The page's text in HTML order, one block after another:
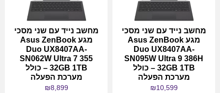
מחשב נייד עם שני מסכי
מגע Asus ZenBook
Duo UX8407AA-
SN095W Ultra 9 386H
32GB 1TB – כולל
מערכת הפעלה
₪10,599
מחשב נייד עם שני מסכי
מגע Asus ZenBook
Duo UX8407AA-
SN062W Ultra 7 355
32GB 1TB – כולל
מערכת הפעלה
₪8,899